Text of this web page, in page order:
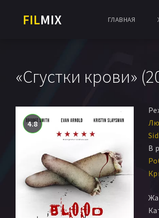
FILMIX ГЛАВНАЯ
«Сгустки крови»
4.8
В